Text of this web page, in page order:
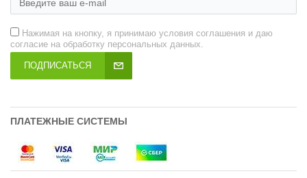
Нажимая на кнопку, я принимаю условия соглашения и даю
согласие на обработку персональных данных.
ПОДПИСАТЬСЯ
ПЛАТЕЖНЫЕ СИСТЕМЫ